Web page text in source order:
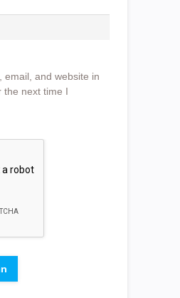
email, and website in
the next time I